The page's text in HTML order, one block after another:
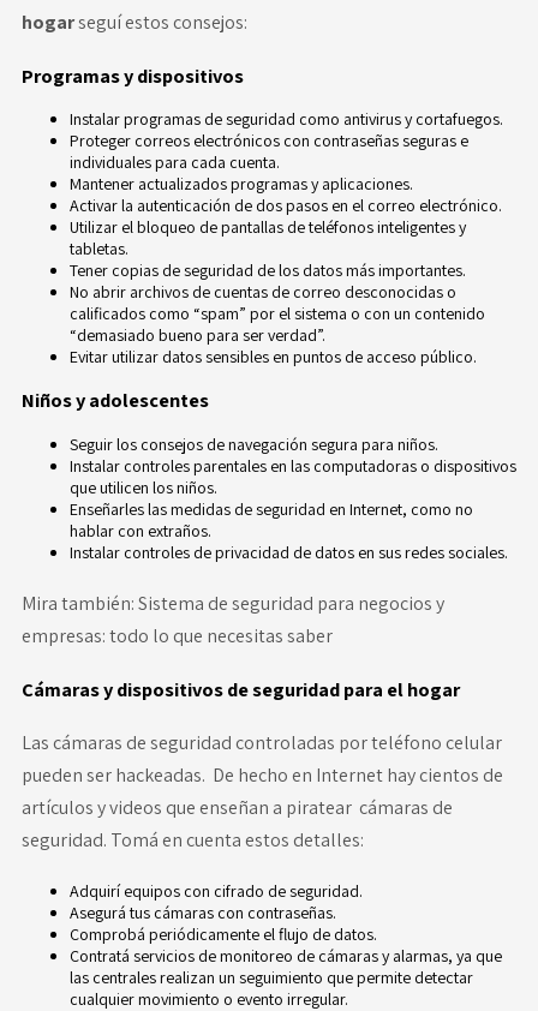
hogarseguí estos consejos:
Programas y dispositivos
Instalar programas de seguridad como antivirus y cortafuegos.
Proteger correos electrónicos con contraseñas seguras e
individuales para cada cuenta.
Mantener actualizados programas y aplicaciones.
Activar la autenticación de dos pasos en el correo electrónico.
Utilizar el bloqueo de pantallas de teléfonos inteligentes y
tabletas.
Tener copias de seguridad de los datos más importantes.
No abrir archivos de cuentas de correo desconocidas o
calificados como “spam” por el sistema o con un contenido
“demasiado bueno para ser verdad”.
Evitar utilizar datos sensibles en puntos de acceso público.
Niños y adolescentes
Seguir los consejos de navegación segura para niños.
Instalar controles parentales en las computadoras o dispositivos
que utilicen los niños.
Enseñarles las medidas de seguridad en Internet, como no
hablar con extraños.
Instalar controles de privacidad de datos en sus redes sociales.
Mira también:Sistema de seguridad para negocios y
empresas: todo lo que necesitas saber
Cámaras y dispositivos de seguridad para el hogar
Las cámaras de seguridad controladas por teléfono celular
pueden ser hackeadas. De hecho en Internet hay cientos de
artículos y videos que enseñan a piratear cámaras de
seguridad. Tomá en cuenta estos detalles:
Adquirí equipos con cifrado de seguridad.
Asegurá tus cámaras con contraseñas.
Comprobá periódicamente el flujo de datos.
Contratá servicios de monitoreo de cámaras y alarmas, ya que
las centrales realizan un seguimiento que permite detectar
cualquier movimiento o evento irregular.